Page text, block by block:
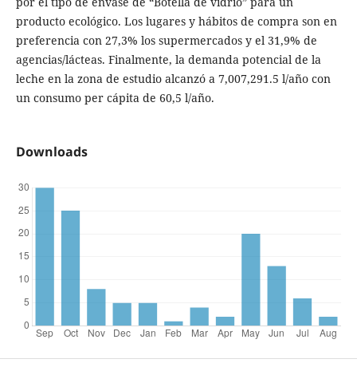
producto ecológico. Los lugares y hábitos de compra son en
preferencia con 27,3% los supermercados y el 31,9% de
agencias/lácteas. Finalmente, la demanda potencial de la
leche en la zona de estudio alcanzó a 7,007,291.5 l/año con
un consumo per cápita de 60,5 l/año.
Downloads